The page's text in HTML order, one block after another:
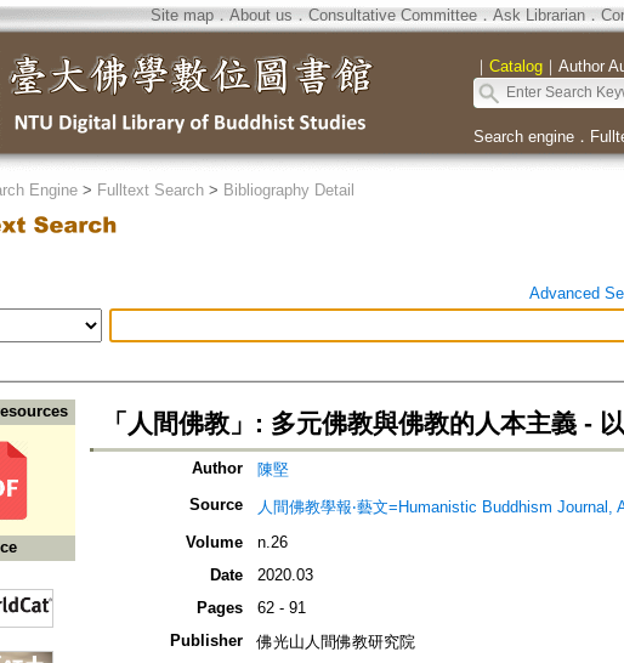
Site map．About us ． Consultative Committee． Ask Librarian．
｜ Catalog｜ Author
Search engine．
Engine> Fulltext Search> Bibliography Detail
Advanced
「人間佛教」: 多元佛教與佛教的人本主義 -
Author
陳堅
Source
人間佛教學報‧藝文=Humanistic Buddhism Journal,
Volume
n.26
Date
2020.03
Pages
62 - 91
Publisher
佛光山人間佛教研究院